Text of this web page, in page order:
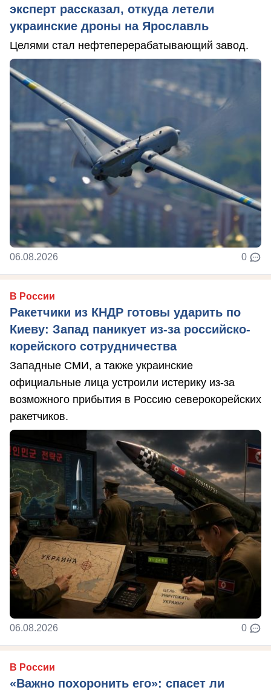
эксперт рассказал, откуда летели
украинские дроны на Ярославль
Целями стал нефтеперерабатывающий завод.
06.08.2026 0
В России
Ракетчики из КНДР готовы ударить по
Киеву: Запад паникует из-за российско-
корейского сотрудничества
Западные СМИ, а также украинские
официальные лица устроили истерику из-за
возможного прибытия в Россию северокорейских
ракетчиков.
06.08.2026 0
В России
«Важно похоронить его»: спасет ли